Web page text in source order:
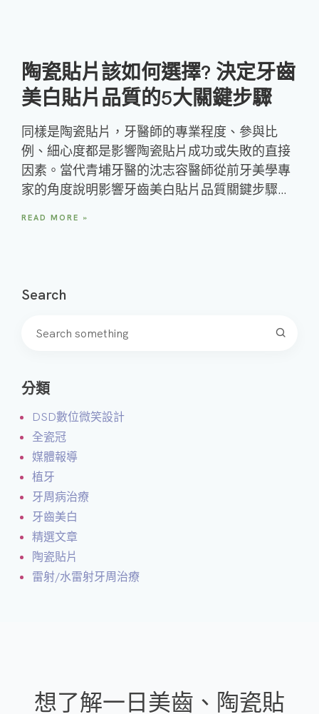
陶瓷貼片該如何選擇? 決定牙齒
美白貼片品質的5大關鍵步驟
同樣是陶瓷貼片，牙醫師的專業程度、參與比
例、細心度都是影響陶瓷貼片成功或失敗的直接
因素。當代青埔牙醫的沈志容醫師從前牙美學專
家的角度說明影響牙齒美白貼片品質關鍵步驟…
READ MORE »
Search
分類
DSD數位微笑設計
全瓷冠
媒體報導
植牙
牙周病治療
牙齒美白
精選文章
陶瓷貼片
雷射/水雷射牙周治療
想了解一日美齒、陶瓷貼